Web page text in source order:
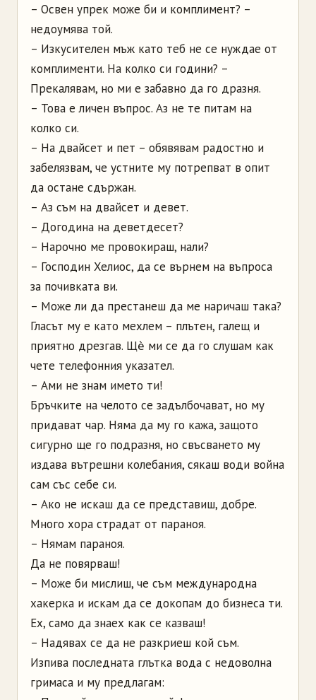
– Освен упрек може би и комплимент? –
недоумява той.
– Изкусителен мъж като теб не се нуждае от
комплименти. На колко си години? –
Прекалявам, но ми е забавно да го дразня.
– Това е личен въпрос. Аз не те питам на
колко си.
– На двайсет и пет – обявявам радостно и
забелязвам, че устните му потрепват в опит
да остане сдържан.
– Аз съм на двайсет и девет.
– Догодина на деветдесет?
– Нарочно ме провокираш, нали?
– Господин Хелиос, да се върнем на въпроса
за почивката ви.
– Може ли да престанеш да ме наричаш така?
Гласът му е като мехлем – плътен, галещ и
приятно дрезгав. Щѐ ми се да го слушам как
чете телефонния указател.
– Ами не знам името ти!
Бръчките на челото се задълбочават, но му
придават чар. Няма да му го кажа, защото
сигурно ще го подразня, но свъсването му
издава вътрешни колебания, сякаш води война
сам със себе си.
– Ако не искаш да се представиш, добре.
Много хора страдат от параноя.
– Нямам параноя.
Да не повярваш!
– Може би мислиш, че съм международна
хакерка и искам да се докопам до бизнеса ти.
Ех, само да знаех как се казваш!
– Надявах се да не разкриеш кой съм.
Изпива последната глътка вода с недоволна
гримаса и му предлагам: